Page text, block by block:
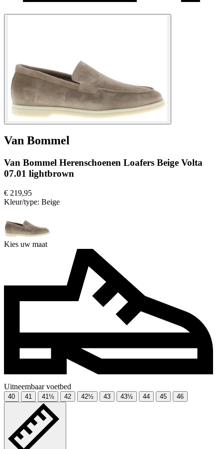
Van Bommel
Van Bommel Herenschoenen Loafers Beige Volta
07.01 lightbrown
€ 219,95
Kleur/type: Beige
Kies uw maat
Uitneembaar voetbed
40 41 41½ 42 42½ 43 43½ 44 45 46